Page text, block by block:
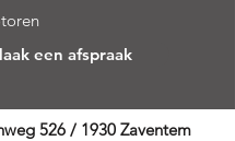
een afspraak
526 / 1930 Zaventem